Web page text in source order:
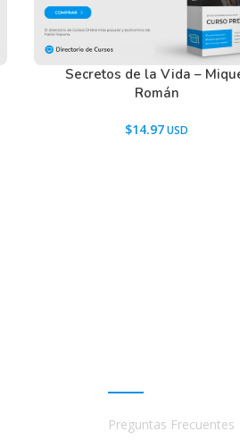
Secretos de la Vida –
Román
$14.97
Preguntas Frecuentes